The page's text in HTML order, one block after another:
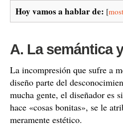
Hoy vamos a hablar de: [
A. La semántica
La incompresión que sufre a
diseño parte del
mucha gente, el diseñador es
hace «cosas bonitas», se le
meramente estético.